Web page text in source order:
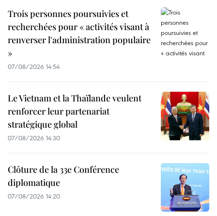
Trois personnes poursuivies et
recherchées pour « activités visant à
renverser l'administration populaire
»
07/08/2026 14:54
Le Vietnam et la Thaïlande veulent
renforcer leur partenariat
stratégique global
07/08/2026 14:30
Clôture de la 33e Conférence
diplomatique
07/08/2026 14:20